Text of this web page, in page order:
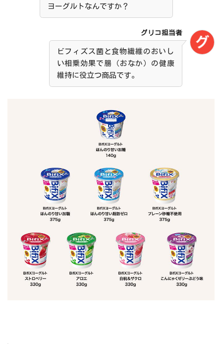
ヨーグルトなんですか？
グリコ担当者
ビフィズス菌と食物繊維のおいし
い相乗効果で腸（おなか）の健康
維持に役立つ商品です。